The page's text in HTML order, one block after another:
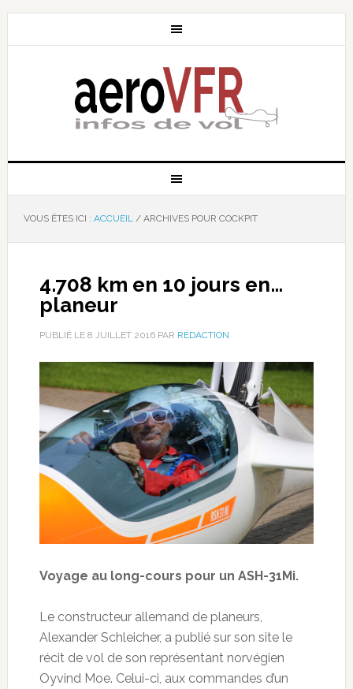
VOUS ÊTES ICI : ACCUEIL /ARCHIVES POUR COCKPIT
4.708 km en 10 jours en…
planeur
PUBLIÉ LE 8 JUILLET 2016PAR RÉDACTION
Voyage au long-cours pour un ASH-31Mi.
Le constructeur allemand de planeurs,
Alexander Schleicher, a publié sur son site le
récit de vol de son représentant norvégien
Oyvind Moe. Celui-ci, aux commandes d’un